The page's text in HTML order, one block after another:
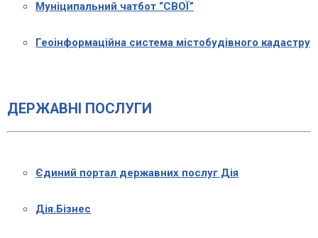
Муніципальний чатбот “СВОЇ”
Геоінформаційна система містобудівного кадастру
ДЕРЖАВНІ ПОСЛУГИ
Єдиний портал державних послуг Дія
Дія.Бізнес